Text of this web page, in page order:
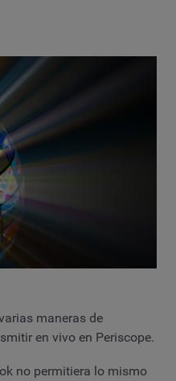
maneras de
en vivo en Periscope.
no permitiera lo mismo